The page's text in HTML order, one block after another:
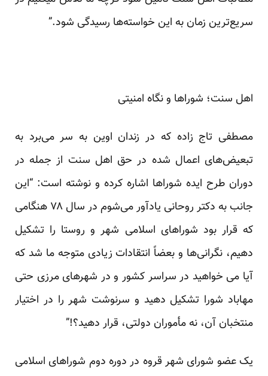
سریع‌ترین زمان به این خواسته‌ها رسیدگی شود.”
اهل سنت؛‌ شوراها و نگاه امنیتی
مصطفی تاج زاده که در زندان اوین به سر می‌برد به
تبعیض‌های اعمال شده در حق اهل سنت از جمله در
دوران طرح ایده شوراها اشاره کرده و نوشته است: “این
جانب به دکتر روحانی یادآور می‌شوم در سال ۷۸ هنگامی
که قرار بود شوراهای اسلامی شهر و روستا را تشکیل
دهیم، نگرانی‌ها و بعضاً انتقادات زیادی متوجه ما شد که
آیا می خواهید در سراسر کشور و در شهرهای مرزی حتی
مهاباد شورا تشکیل دهید و سرنوشت شهر را در اختیار
منتخبان آن، نه مأموران دولتی، قرار دهید؟!”
یک عضو شورای شهر قروه در دوره دوم شوراهای اسلامی